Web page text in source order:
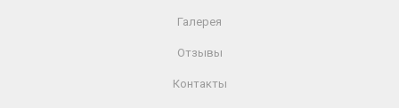
Галерея
Отзывы
Контакты